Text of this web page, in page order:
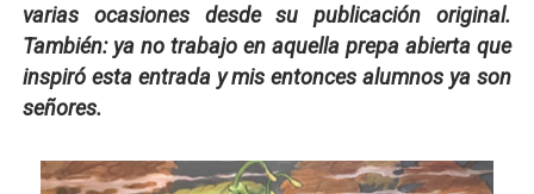
varias ocasiones desde su publicación original.
También: ya no trabajo en aquella prepa abierta que
inspiró esta entrada y mis entonces alumnos ya son
señores.